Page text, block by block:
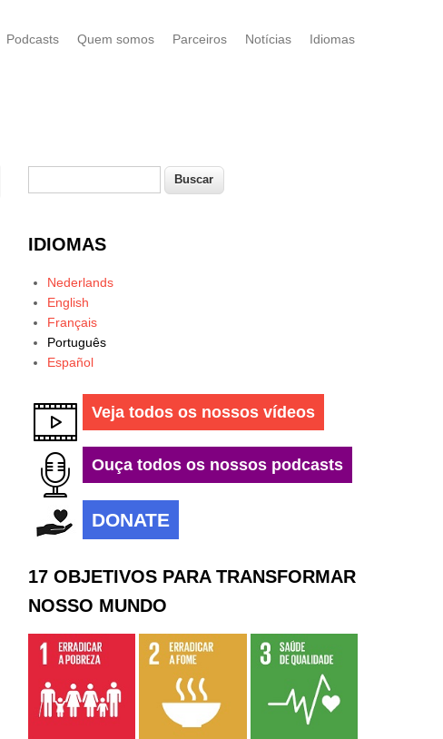
Podcasts Quem somos Parceiros Notícias Idiomas
Formulário de busca
IDIOMAS
Nederlands
English
Français
Português
Español
Veja todos os nossos vídeos
Ouça todos os nossos podcasts
DONATE
17 OBJETIVOS PARA TRANSFORMAR
NOSSO MUNDO